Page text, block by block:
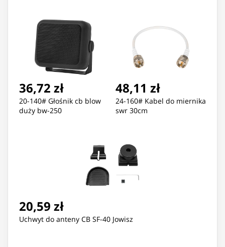
36,72 zł
20-140# Głośnik cb blow
duży bw-250
48,11 zł
24-160# Kabel do miernika
swr 30cm
20,59 zł
Uchwyt do anteny CB SF-40 Jowisz